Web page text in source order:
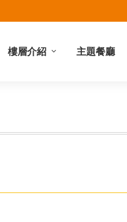
樓層介紹 主題餐廳